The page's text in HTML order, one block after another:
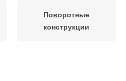
Поворотные
конструкции